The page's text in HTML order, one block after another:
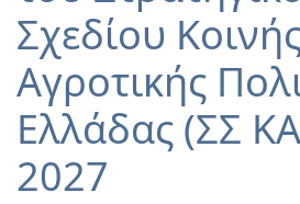
Σχεδίου
Αγροτικής
Ελλάδας (ΣΣ
2027